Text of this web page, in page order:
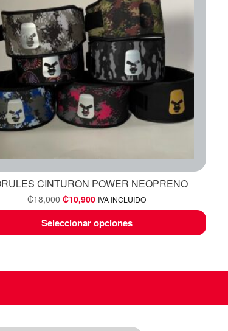
CINTURON POWER NEOPRENO
₡18,000 ₡10,900 IVA INCLUIDO
Seleccionar opciones